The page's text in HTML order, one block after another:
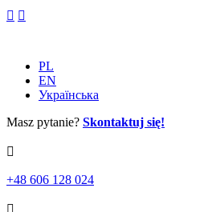
Skip
PL
EN
Українська
Masz pytanie? Skontaktuj się!
+48 606 128 024